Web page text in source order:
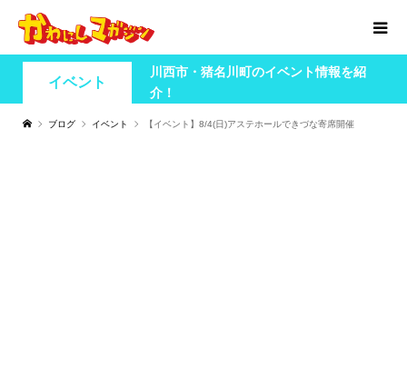
イベント
川西市・猪名川町のイベント情報を紹
介！
ブログ イベント 【イベント】8/4(日)アステホールできづな寄席開催